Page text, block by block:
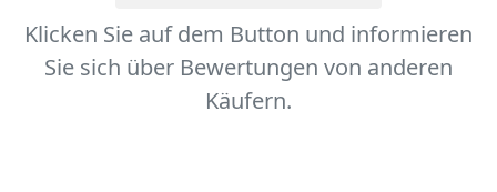
Klicken Sie auf dem Button und informieren
Sie sich über Bewertungen von anderen
Käufern.